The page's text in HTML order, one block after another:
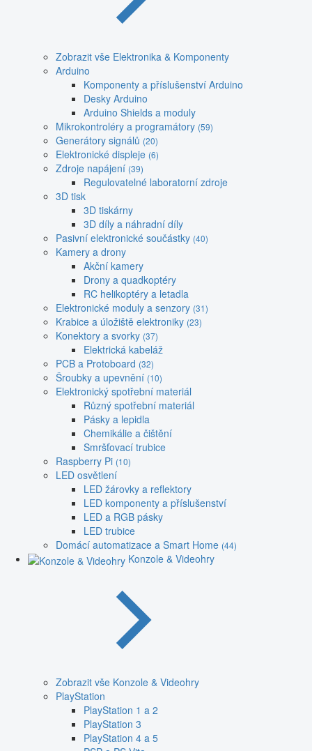
Zobrazit vše Elektronika & Komponenty
Arduino
Komponenty a příslušenství Arduino
Desky Arduino
Arduino Shields a moduly
Mikrokontroléry a programátory (59)
Generátory signálů (20)
Elektronické displeje (6)
Zdroje napájení (39)
Regulovatelné laboratorní zdroje
3D tisk
3D tiskárny
3D díly a náhradní díly
Pasivní elektronické součástky (40)
Kamery a drony
Akční kamery
Drony a quadkoptéry
RC helikoptéry a letadla
Elektronické moduly a senzory (31)
Krabice a úložiště elektroniky (23)
Konektory a svorky (37)
Elektrická kabeláž
PCB a Protoboard (32)
Šroubky a upevnění (10)
Elektronický spotřební materiál
Různý spotřební materiál
Pásky a lepidla
Chemikálie a čištění
Smršťovací trubice
Raspberry Pi (10)
LED osvětlení
LED žárovky a reflektory
LED komponenty a příslušenství
LED a RGB pásky
LED trubice
Domácí automatizace a Smart Home (44)
Konzole & Videohry
Zobrazit vše Konzole & Videohry
PlayStation
PlayStation 1 a 2
PlayStation 3
PlayStation 4 a 5